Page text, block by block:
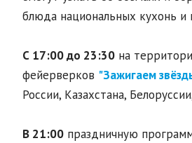
блюда национальных кухонь и
С 17:00 до 23:30на
фейерверков "Зажигаем
России, Казахстана,
В 21:00праздничную